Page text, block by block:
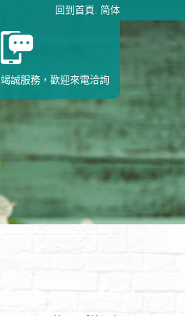
回到首頁 简体
竭誠服務，歡迎來電洽詢